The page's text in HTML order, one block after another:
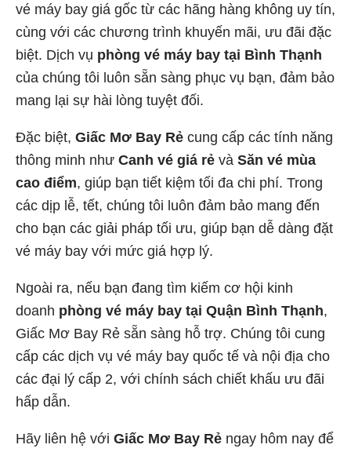
vé máy bay giá gốc từ các hãng hàng không uy tín,
cùng với các chương trình khuyến mãi, ưu đãi đặc
biệt. Dịch vụ phòng vé máy bay tại Bình Thạnh
của chúng tôi luôn sẵn sàng phục vụ bạn, đảm bảo
mang lại sự hài lòng tuyệt đối.
Đặc biệt, Giấc Mơ Bay Rẻ cung cấp các tính năng
thông minh như Canh vé giá rẻ và Săn vé mùa
cao điểm, giúp bạn tiết kiệm tối đa chi phí. Trong
các dịp lễ, tết, chúng tôi luôn đảm bảo mang đến
cho bạn các giải pháp tối ưu, giúp bạn dễ dàng đặt
vé máy bay với mức giá hợp lý.
Ngoài ra, nếu bạn đang tìm kiếm cơ hội kinh
doanh phòng vé máy bay tại Quận Bình Thạnh,
Giấc Mơ Bay Rẻ sẵn sàng hỗ trợ. Chúng tôi cung
cấp các dịch vụ vé máy bay quốc tế và nội địa cho
các đại lý cấp 2, với chính sách chiết khấu ưu đãi
hấp dẫn.
Hãy liên hệ với Giấc Mơ Bay Rẻ ngay hôm nay để